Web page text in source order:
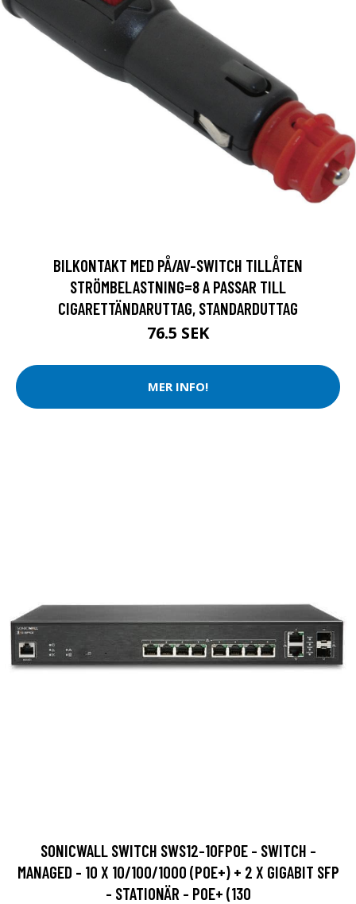
BILKONTAKT MED PÅ/AV-SWITCH TILLÅTEN
STRÖMBELASTNING=8 A PASSAR TILL
CIGARETTÄNDARUTTAG, STANDARDUTTAG
76.5 SEK
MER INFO!
SONICWALL SWITCH SWS12-10FPOE - SWITCH -
MANAGED - 10 X 10/100/1000 (POE+) + 2 X GIGABIT SFP
- STATIONÄR - POE+ (130